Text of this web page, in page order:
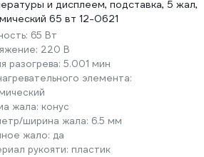
и дисплеем, подставка, 5 жал,
65 вт 12-0621
65 Вт
220 В
разогрева: 5.001 мин
элемента:
жала: конус
ширина жала: 6.5 мм
жало: да
рукояти: пластик